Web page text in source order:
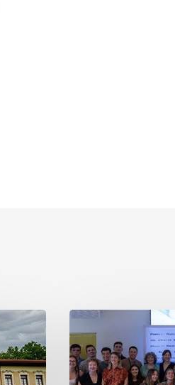
Despedida
Primera
Promoción
Enfermería